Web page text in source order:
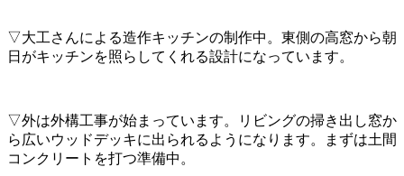
▽大工さんによる造作キッチンの制作中。東側の高窓から朝
日がキッチンを照らしてくれる設計になっています。
▽外は外構工事が始まっています。リビングの掃き出し窓か
ら広いウッドデッキに出られるようになります。まずは土間
コンクリートを打つ準備中。